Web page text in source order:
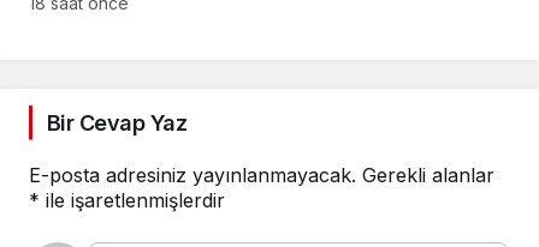
Bir Cevap Yaz
E-posta adresiniz yayınlanmayacak. Gerekli alanlar
* ile işaretlenmişlerdir